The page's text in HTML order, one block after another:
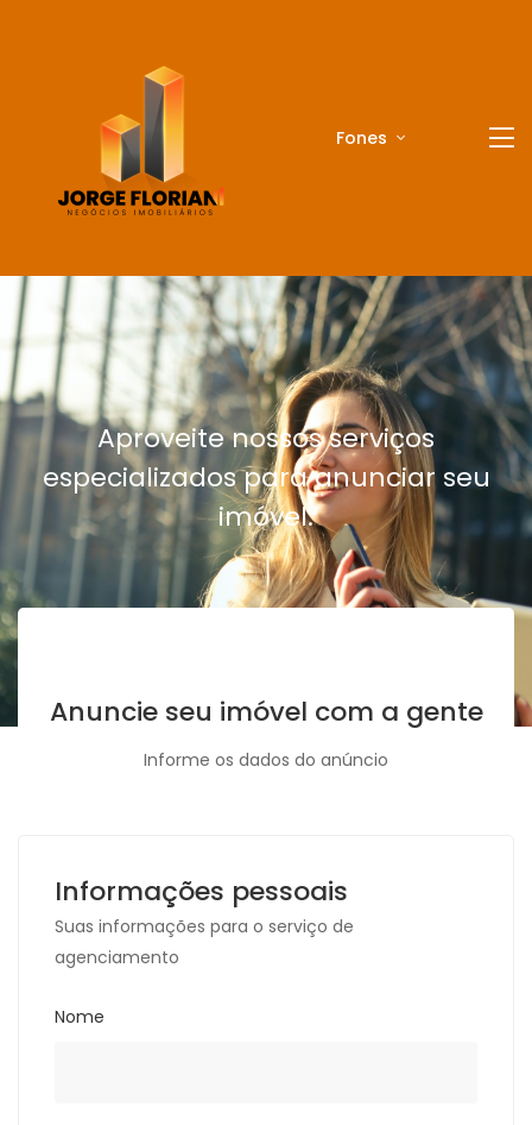
Fones
Aproveite nossos serviços
especializados para anunciar seu
imóvel.
Anuncie seu imóvel com a gente
Informe os dados do anúncio
Informações pessoais
Suas informações para o serviço de
agenciamento
Nome